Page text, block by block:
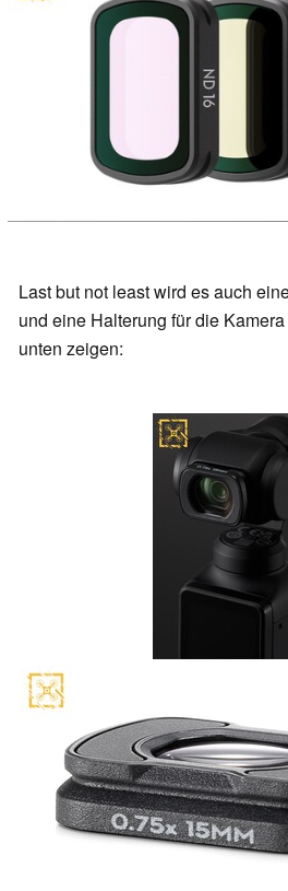
Last but not least wird es auch
und eine Halterung für die
unten zeigen: